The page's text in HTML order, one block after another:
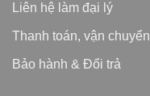
Liên hệ làm đại lý
Thanh toán, vận chuyển
Bảo hành & Đổi trả